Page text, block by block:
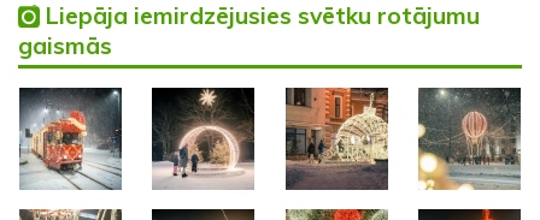
Liepāja iemirdzējusies svētku rotājumu
gaismās